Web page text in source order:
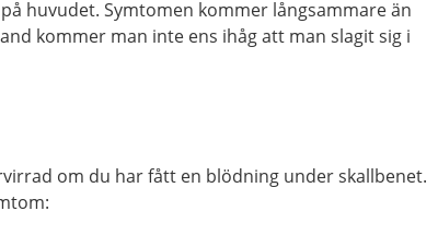
huvudet. Symtomen kommer långsammare än
kommer man inte ens ihåg att man slagit sig i
om du har fått en blödning under skallbenet.